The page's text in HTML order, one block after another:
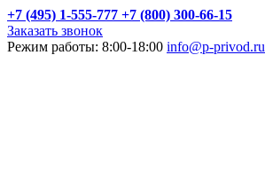
+7 (495) 1-555-777 +7 (800) 300-66-15
Заказать звонок
Режим работы: 8:00-18:00 info@p-privod.ru